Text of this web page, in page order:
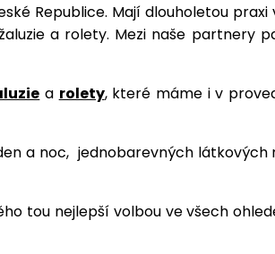
Republice. Mají dlouholetou
a rolety. Mezi naše partnery
a rolety, které máme i v
a noc, jednobarevných
tou nejlepší volbou ve všech